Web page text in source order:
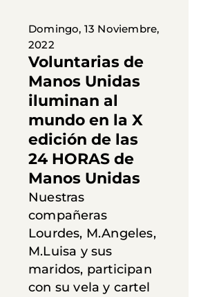
Domingo, 13 Noviembre,
2022
Voluntarias de
Manos Unidas
iluminan al
mundo en la X
edición de las
24 HORAS de
Manos Unidas
Nuestras
compañeras
Lourdes, M.Angeles,
M.Luisa y sus
maridos, participan
con su vela y cartel